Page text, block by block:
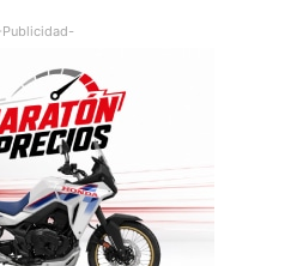
Publicidad-